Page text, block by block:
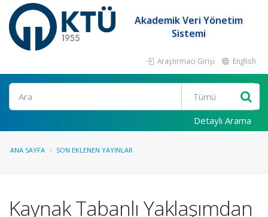
Akademik Veri Yönetim
Sistemi
Araştırmacı Girişi English
Ara
Detaylı Arama
ANA SAYFA SON EKLENEN YAYINLAR
Kaynak Tabanlı Yaklaşımdan